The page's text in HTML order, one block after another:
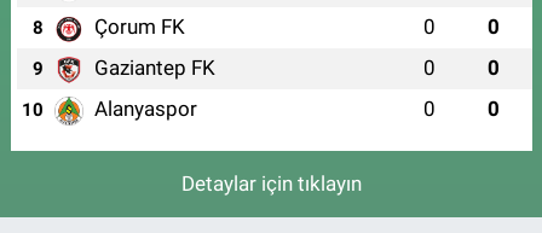
8 Çorum FK 0 0
9 Gaziantep FK 0 0
10 Alanyaspor 0 0
Detaylar için tıklayın